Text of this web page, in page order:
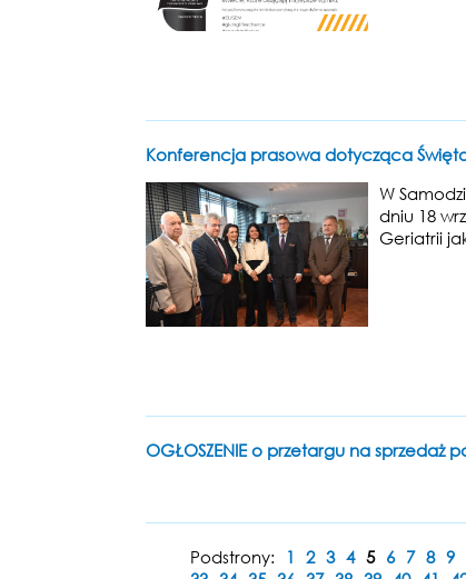
Konferencja prasowa dotycząca
W
dniu 18
Geriatrii
OGŁOSZENIE o przetargu na sprzedaż
Podstrony: 1 2 3 4 5 6 7 8 9